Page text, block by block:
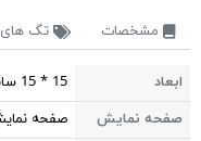
مشخصات تگ های
ابعاد
15 * 15 سانتی متر
صفحه نمایش
صفحه نمایش 12